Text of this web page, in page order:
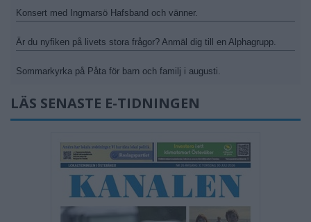
Konsert med Ingmarsö Hafsband och vänner.
Är du nyfiken på livets stora frågor? Anmäl dig till en Alphagrupp.
Sommarkyrka på Påta för barn och familj i augusti.
LÄS SENASTE E-TIDNINGEN